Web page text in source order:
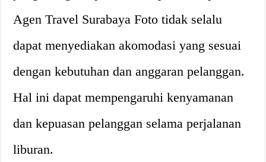
Agen Travel Surabaya Foto tidak selalu
dapat menyediakan akomodasi yang sesuai
dengan kebutuhan dan anggaran pelanggan.
Hal ini dapat mempengaruhi kenyamanan
dan kepuasan pelanggan selama perjalanan
liburan.